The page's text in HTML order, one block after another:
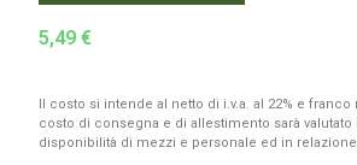
5,49 €
Il costo si intende al netto di i.v.a. al 22% e franco
costo di consegna e di allestimento sarà valutato
disponibilità di mezzi e personale ed in